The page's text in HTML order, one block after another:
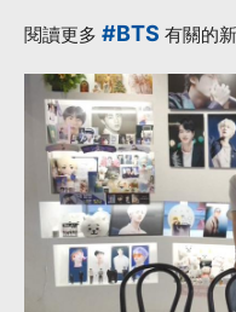
閱讀更多 #BTS 有關的